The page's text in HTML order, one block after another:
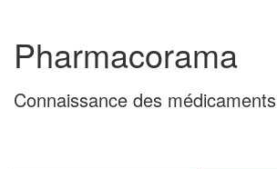
contenu
menu
principal
Pharmacorama
Connaissance des médicaments